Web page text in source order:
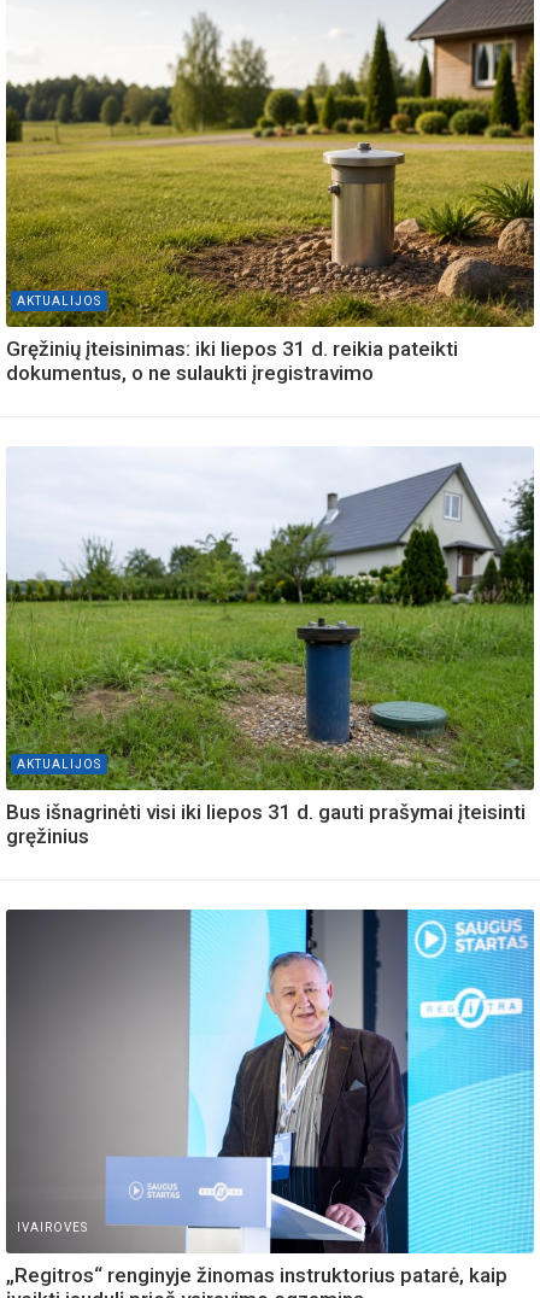
AKTUALIJOS
Gręžinių įteisinimas: iki liepos 31 d. reikia pateikti
dokumentus, o ne sulaukti įregistravimo
AKTUALIJOS
Bus išnagrinėti visi iki liepos 31 d. gauti prašymai įteisinti
gręžinius
IVAIROVES
„Regitros“ renginyje žinomas instruktorius patarė, kaip